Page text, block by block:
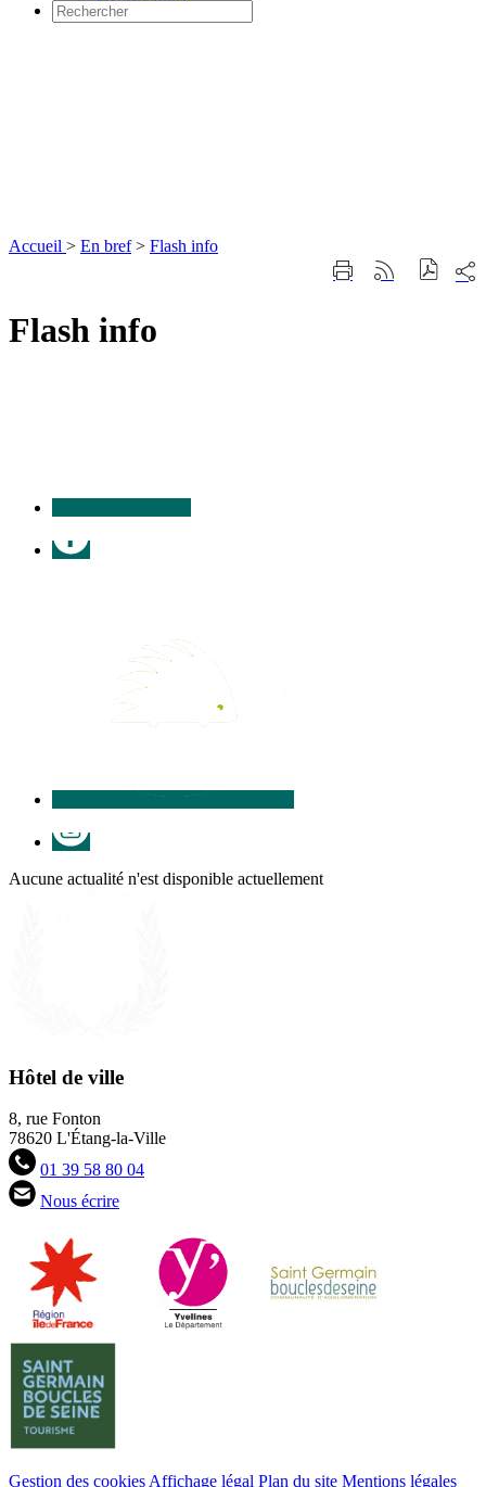
Accueil > En bref > Flash info
ImprimerGénérer
sur
Flash info
Aucune actualité n'est disponible actuellement
Hôtel de ville
8, rue Fonton
78620 L'Étang-la-Ville
01 39 58 80 04
Nous écrire
Gestion des cookies Affichage légal Plan du site Mentions légales